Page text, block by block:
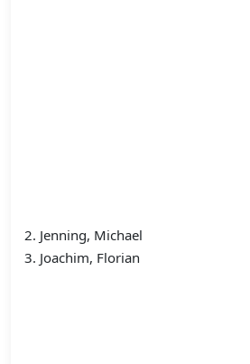
2. Jenning, Michael
3. Joachim, Florian